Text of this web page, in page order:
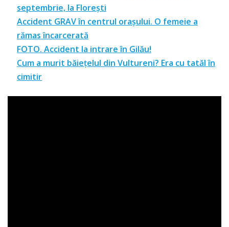
septembrie, la Florești
Accident GRAV în centrul orașului. O femeie a
rămas încarcerată
FOTO. Accident la intrare în Gilău!
Cum a murit băiețelul din Vultureni? Era cu tatăl în
cimitir